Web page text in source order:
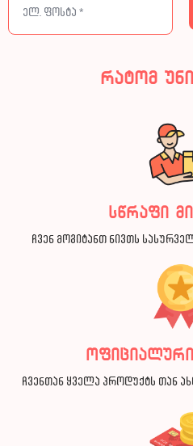
რატომ
სწრაფი
ჩვენ მოგიტანთ ნივთს
ჩვენთან ყველა პროდუქტს თან